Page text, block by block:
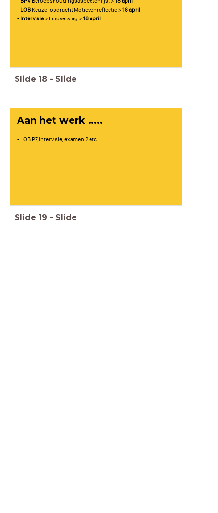
- LOB Keuze-opdracht Motievenreflectie >18 april
- Intervisie> Eindverslag >18 april
Slide 18 - Slide
Aan het werk .....
- LOB P7, intervisie, examen 2 etc.
Slide 19 - Slide